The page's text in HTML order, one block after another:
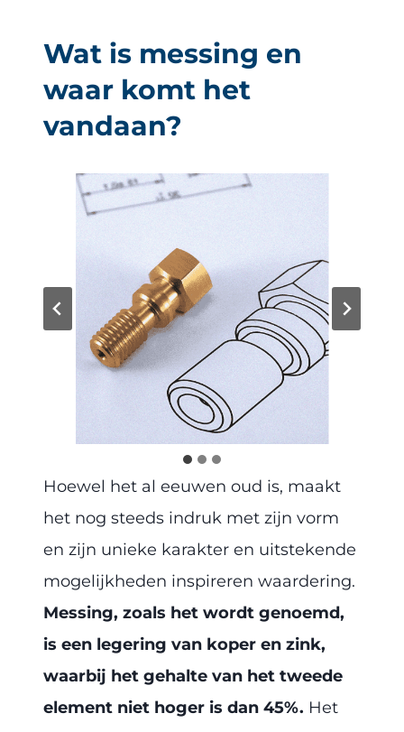
Wat is messing en
waar komt het
vandaan?
Hoewel het al eeuwen oud is, maakt
het nog steeds indruk met zijn vorm
en zijn unieke karakter en uitstekende
mogelijkheden inspireren waardering.
Messing, zoals het wordt genoemd,
is een legering van koper en zink,
waarbij het gehalte van het tweede
element niet hoger is dan 45%. Het